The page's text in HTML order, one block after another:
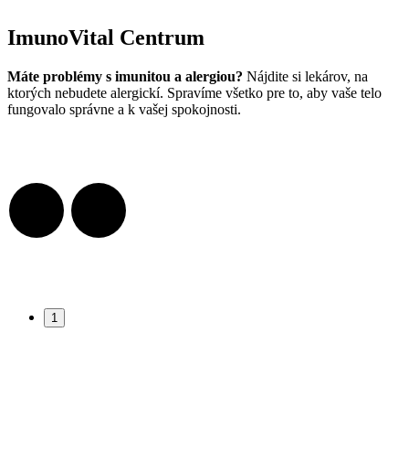
ImunoVital Centrum
Máte problémy s imunitou a alergiou? Nájdite si lekárov, na
ktorých nebudete alergickí. Spravíme všetko pre to, aby vaše telo
fungovalo správne a k vašej spokojnosti.
1